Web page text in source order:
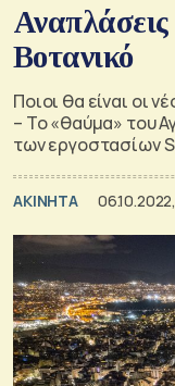
Βοτανικό
Ποιοι θα είναι οι
– Το «θαύμα» του
των εργοστασίων
ΑΚΙΝΗΤΑ